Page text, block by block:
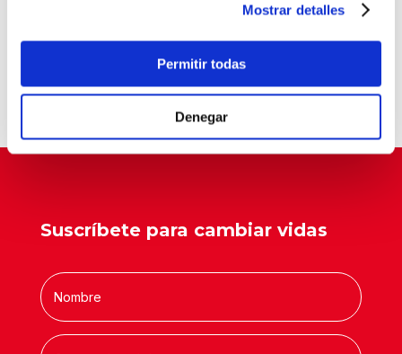
Mostrar detalles
Permitir todas
Denegar
La pobreza infantil no se va de vacaciones
Balia, reconocida como entidad pionera en
Un aula que cambia vidas
Suscríbete para cambiar vidas